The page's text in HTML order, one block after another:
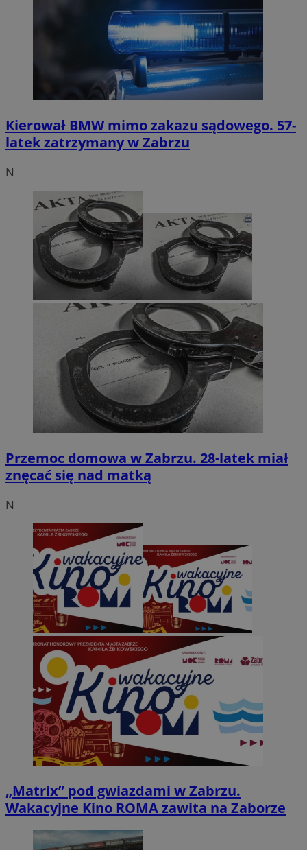
Kierował BMW mimo zakazu sądowego. 57-
latek zatrzymany w Zabrzu
N
Przemoc domowa w Zabrzu. 28-latek miał
znęcać się nad matką
N
„Matrix” pod gwiazdami w Zabrzu.
Wakacyjne Kino ROMA zawita na Zaborze